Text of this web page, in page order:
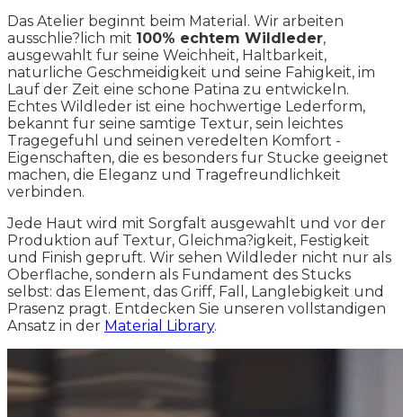
Das Atelier beginnt beim Material. Wir arbeiten
ausschlie?lich mit 100% echtem Wildleder,
ausgewahlt fur seine Weichheit, Haltbarkeit,
naturliche Geschmeidigkeit und seine Fahigkeit, im
Lauf der Zeit eine schone Patina zu entwickeln.
Echtes Wildleder ist eine hochwertige Lederform,
bekannt fur seine samtige Textur, sein leichtes
Tragegefuhl und seinen veredelten Komfort -
Eigenschaften, die es besonders fur Stucke geeignet
machen, die Eleganz und Tragefreundlichkeit
verbinden.
Jede Haut wird mit Sorgfalt ausgewahlt und vor der
Produktion auf Textur, Gleichma?igkeit, Festigkeit
und Finish gepruft. Wir sehen Wildleder nicht nur als
Oberflache, sondern als Fundament des Stucks
selbst: das Element, das Griff, Fall, Langlebigkeit und
Prasenz pragt. Entdecken Sie unseren vollstandigen
Ansatz in der Material Library.